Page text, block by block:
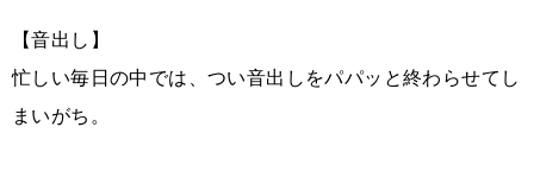
【音出し】
忙しい毎日の中では、つい音出しをパパッと終わらせてし
まいがち。